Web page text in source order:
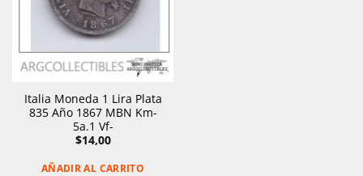
Italia Moneda 1 Lira Plata
835 Año 1867 MBN Km-
5a.1 Vf-
$14,00
AÑADIR AL CARRITO